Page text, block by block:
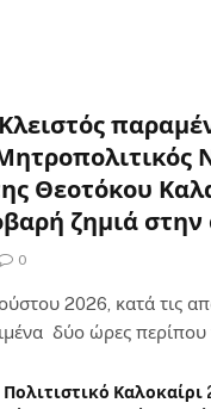
Θεοτόκου
ζημιά
0
2026, κατά τις
δύο ώρες περίπου
Πολιτιστικό